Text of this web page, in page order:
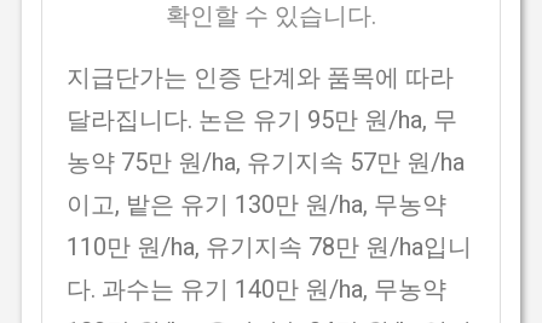
확인할 수 있습니다.
지급단가는 인증 단계와 품목에 따라
달라집니다. 논은 유기 95만 원/ha, 무
농약 75만 원/ha, 유기지속 57만 원/ha
이고, 밭은 유기 130만 원/ha, 무농약
110만 원/ha, 유기지속 78만 원/ha입니
다. 과수는 유기 140만 원/ha, 무농약